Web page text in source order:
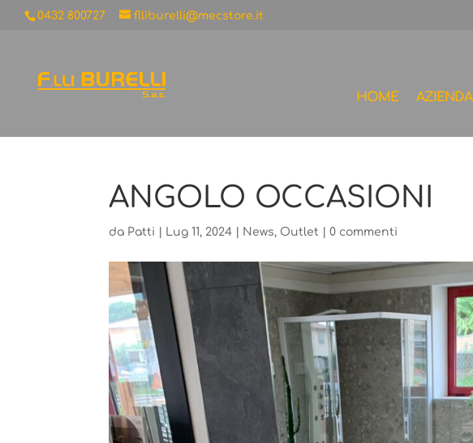
0432 800727 flliburelli@mecstore.it
HOME AZIENDA
ANGOLO OCCASIONI
da Patti Lug 11, 2024 News, Outlet |0 commenti